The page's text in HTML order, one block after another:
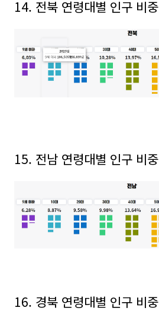
14. 전북 연령대별 인구 비중
15. 전남 연령대별 인구 비중
16. 경북 연령대별 인구 비중